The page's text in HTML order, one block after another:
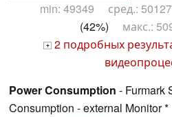
min: 49349 сред.:
(42%) макс.:
+ 2 подробных
Power Consumption - Furmark
Consumption - external Monitor *